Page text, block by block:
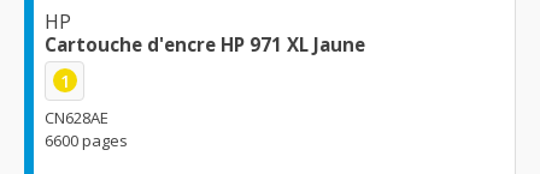
HP
Cartouche d'encre HP 971 XL Jaune
1
CN628AE
6600 pages